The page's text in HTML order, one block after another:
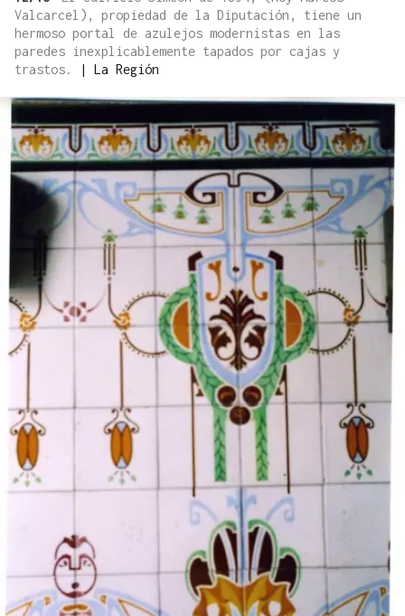
Valcarcel), propiedad de la Diputación, tiene un
hermoso portal de azulejos modernistas en las
paredes inexplicablemente tapados por cajas y
trastos.
| La Región